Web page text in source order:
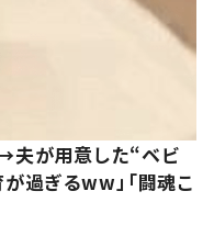
夫が用意した“ベビ
過ぎるww」「闘魂こ